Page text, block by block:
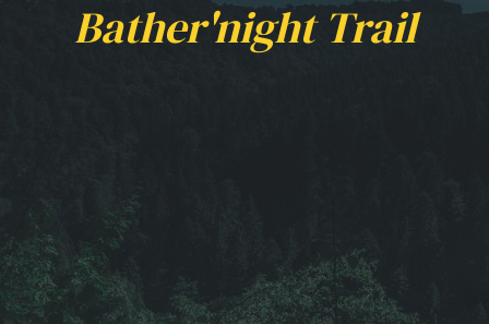
Bather'night Trail